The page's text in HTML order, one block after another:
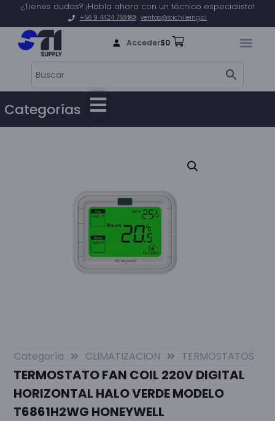
¿Tienes dudas? ¡Habla ahora con un técnico especialista!
+56 9 4424 7684 ventas@stichileing.cl
Acceder$0
Categorías
Categoría CLIMATIZACION TERMOSTATOS
TERMOSTATO FAN COIL 220V DIGITAL
HORIZONTAL HALO VERDE MODELO
T6861H2WG HONEYWELL